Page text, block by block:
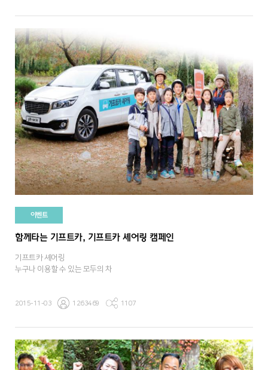
이벤트
함께타는 기프트카, 기프트카 셰어링 캠페인
기프트카 셰어링
누구나 이용할 수 있는 모두의 차
2015-11-03 1263469 1107